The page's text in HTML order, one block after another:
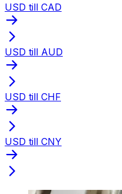
USD till CAD
USD till AUD
USD till CHF
USD till CNY